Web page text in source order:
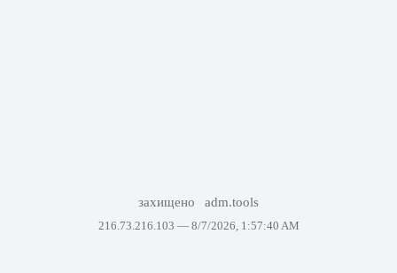
захищено adm.tools
216.73.216.103 — 8/7/2026, 1:57:40 AM